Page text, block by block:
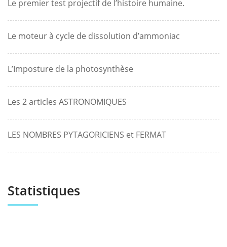
Le premier test projectif de l’histoire humaine.
Le moteur à cycle de dissolution d’ammoniac
L’Imposture de la photosynthèse
Les 2 articles ASTRONOMIQUES
LES NOMBRES PYTAGORICIENS et FERMAT
Statistiques